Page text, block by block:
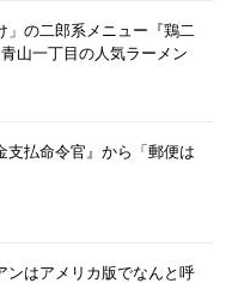
」の二郎系メニュー『鶏二
山一丁目の人気ラーメン
支払命令官』から「郵便は
ンはアメリカ版でなんと呼